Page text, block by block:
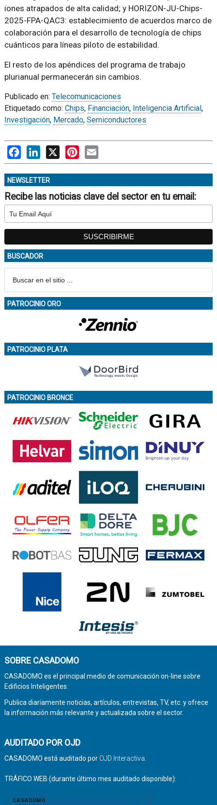
iones atrapados de alta calidad; y HORIZON-JU-Chips-
2025-FPA-QAC3: establecimiento de acuerdos marco de
colaboración para el desarrollo de tecnología de chips
cuánticos para líneas piloto de estabilidad.
El resto de los apéndices del programa de trabajo
plurianual permanecerán sin cambios.
Publicado en: Telecomunicaciones
Etiquetado como: Chips, Financiación, Inteligencia Artificial ,
Investigación, Mercado, Semiconductores
FacebookLinkedIn Pinterest
NEWSLETTER
Recibe las noticias clave del sector en tu email:
BUSCADOR
PATROCINIO ORO
PATROCINIO PLATA
PATROCINIO BRONCE
SOBRE CASADOMO
CASADOMO es el principal medio de comunicación on-line sobre
Edificios Inteligentes.
Publica diariamente noticias, artículos, entrevistas, TV, etc. y ofrece
la información más relevante y actualizada sobre el sector.
AUDITADO POR OJD
CASADOMO está auditado por OJD Interactiva
TRÁFICO WEB (durante último mes auditado disponible):